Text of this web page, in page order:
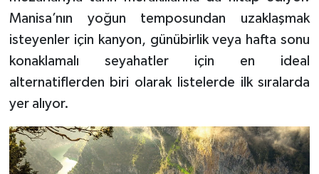
Manisa’nın yoğun temposundan uzaklaşmak
isteyenler için kanyon, günübirlik veya hafta sonu
konaklamalı seyahatler için en ideal
alternatiflerden biri olarak listelerde ilk sıralarda
yer alıyor.